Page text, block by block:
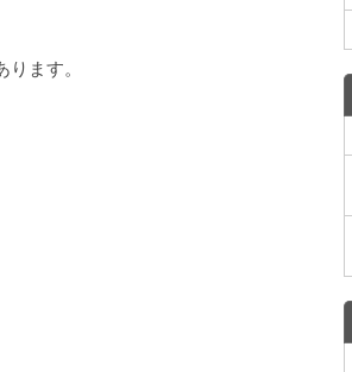
ます。